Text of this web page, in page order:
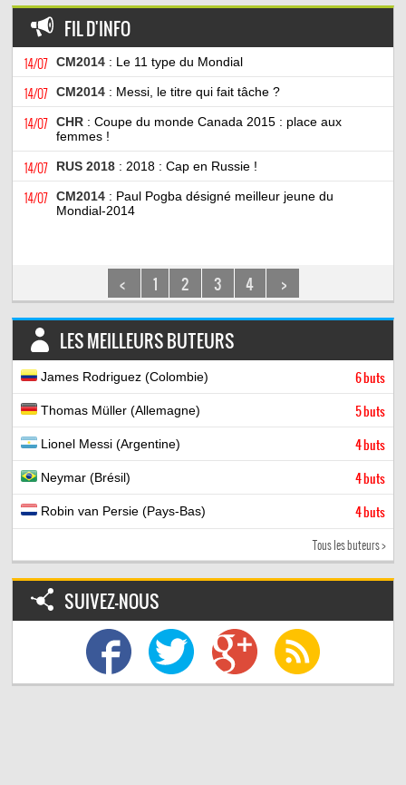
FIL D'INFO
14/07 CM2014 : Le 11 type du Mondial
14/07 CM2014 : Messi, le titre qui fait tâche ?
14/07 CHR : Coupe du monde Canada 2015 : place aux
femmes !
14/07 RUS 2018 : 2018 : Cap en Russie !
14/07 CM2014 : Paul Pogba désigné meilleur jeune du
Mondial-2014
< 1 2 3 4 >
LES MEILLEURS BUTEURS
James Rodriguez (Colombie) 6 buts
Thomas Müller (Allemagne) 5 buts
Lionel Messi (Argentine) 4 buts
Neymar (Brésil) 4 buts
Robin van Persie (Pays-Bas) 4 buts
Tous les buteurs >
SUIVEZ-NOUS